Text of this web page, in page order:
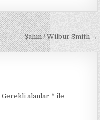
Şahin / Wilbur Smith →
Gerekli alanlar * ile